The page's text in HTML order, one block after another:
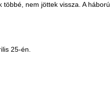
nem jöttek vissza. A
25-én.